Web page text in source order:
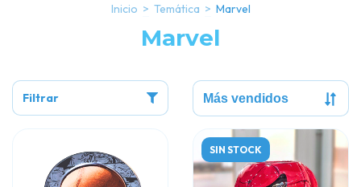
Inicio > Temática > Marvel
Marvel
Filtrar
SIN STOCK